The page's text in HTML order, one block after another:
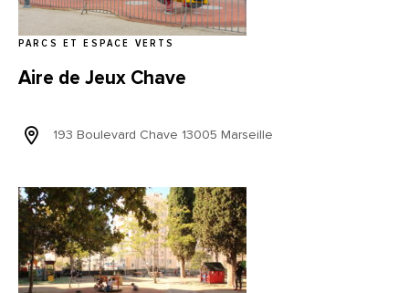
PARCS ET ESPACE VERTS
Aire de Jeux Chave
193 Boulevard Chave 13005 Marseille